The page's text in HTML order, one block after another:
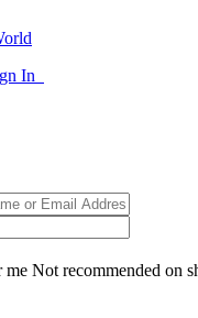
In
me Not recommended on